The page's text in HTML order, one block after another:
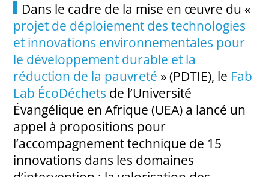
Dans le cadre de la mise en œuvre du «
projet de déploiement des technologies
et innovations environnementales pour
le développement durable et la
réduction de la pauvreté » (PDTIE), le Fab
Lab ÉcoDéchets de l’Université
Évangélique en Afrique (UEA) a lancé un
appel à propositions pour
l’accompagnement technique de 15
innovations dans les domaines